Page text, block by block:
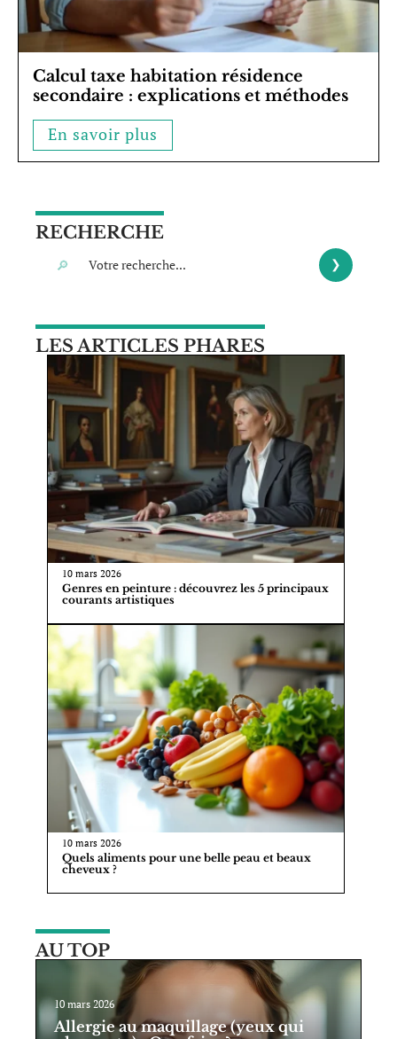
Calcul taxe habitation résidence
secondaire : explications et méthodes
En savoir plus
RECHERCHE
LES ARTICLES PHARES
10 mars 2026
Genres en peinture : découvrez les 5 principaux
courants artistiques
10 mars 2026
Quels aliments pour une belle peau et beaux
cheveux ?
AU TOP
10 mars 2026
Allergie au maquillage (yeux qui